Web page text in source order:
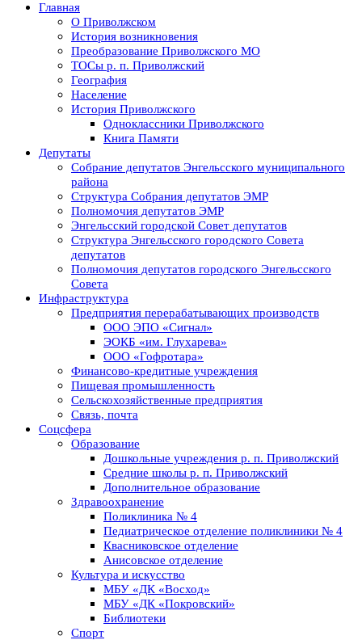
Главная
О Приволжском
История возникновения
Преобразование Приволжского МО
ТОСы р. п. Приволжский
География
Население
История Приволжского
Одноклассники Приволжского
Книга Памяти
Депутаты
Собрание депутатов Энгельсского муниципального
района
Структура Собрания депутатов ЭМР
Полномочия депутатов ЭМР
Энгельсский городской Совет депутатов
Структура Энгельсского городского Совета
депутатов
Полномочия депутатов городского Энгельсского
Совета
Инфраструктура
Предприятия перерабатывающих производств
ООО ЭПО «Сигнал»
ЭОКБ «им. Глухарева»
ООО «Гофротара»
Финансово-кредитные учреждения
Пищевая промышленность
Сельскохозяйственные предприятия
Связь, почта
Соцсфера
Образование
Дошкольные учреждения р. п. Приволжский
Средние школы р. п. Приволжский
Дополнительное образование
Здравоохранение
Поликлиника № 4
Педиатрическое отделение поликлиники № 4
Квасниковское отделение
Анисовское отделение
Культура и искусство
МБУ «ДК «Восход»
МБУ «ДК «Покровский»
Библиотеки
Спорт